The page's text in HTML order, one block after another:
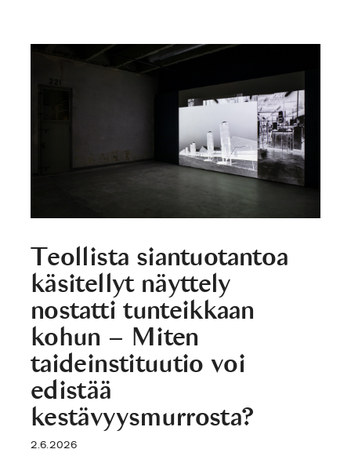
Teollista siantuotantoa
käsitellyt näyttely
nostatti tunteikkaan
kohun – Miten
taideinstituutio voi
edistää
kestävyysmurrosta?
2.6.2026